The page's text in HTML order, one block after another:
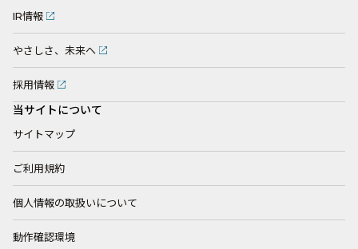
IR情報
やさしさ、未来へ
採用情報
当サイトについて
サイトマップ
ご利用規約
個人情報の取扱いについて
動作確認環境